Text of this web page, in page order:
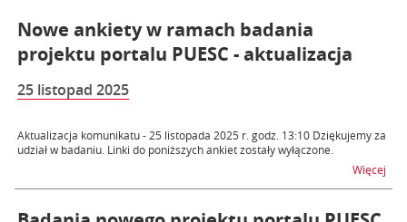
Nowe ankiety w ramach badania
projektu portalu PUESC - aktualizacja
25 listopad 2025
Aktualizacja komunikatu - 25 listopada 2025 r. godz. 13:10 Dziękujemy za
udział w badaniu. Linki do poniższych ankiet zostały wyłączone.
Więcej